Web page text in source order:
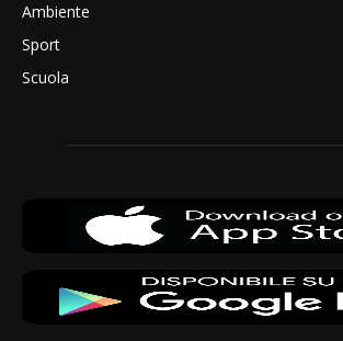
Ambiente
Sport
Scuola